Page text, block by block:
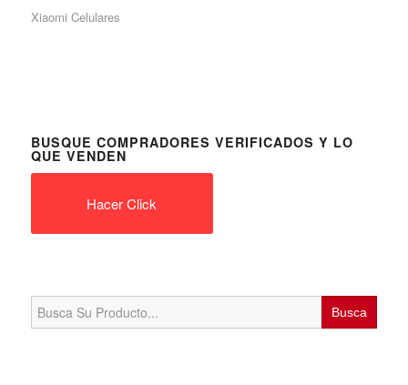
Xiaomi Celulares
BUSQUE COMPRADORES VERIFICADOS Y LO
QUE VENDEN
Hacer Click
Search
for: